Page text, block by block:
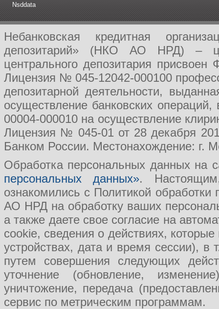
Nsddata
Небанковская кредитная
депозитарий» (НКО АО НРД) –
центрального депозитария
Лицензия № 045-12042-000100
депозитарной деятельности,
осуществление банковских
00004-000010 на осуществление
Лицензия № 045-01 от 28 декабря
Банком России. Местонахождение: г.
Обработка персональных данных на
персональных данных».
ознакомились с Политикой
АО НРД на обработку ваших
а также даете свое согласие на
cookie, сведения о действиях,
устройствах, дата и время сессии), в
путем совершения следующих
уточнение (обновление,
уничтожение, передача
сервис по метрическим программам.